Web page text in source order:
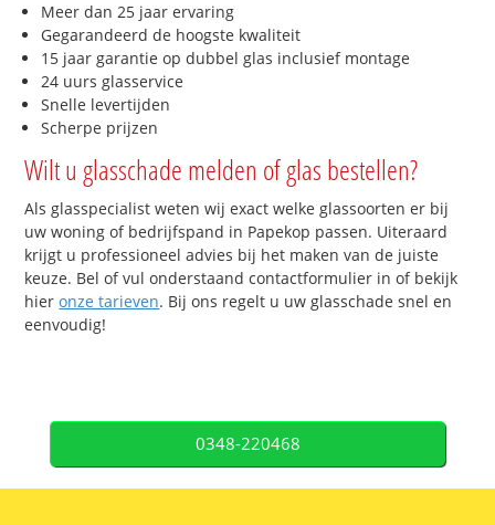
Meer dan 25 jaar ervaring
Gegarandeerd de hoogste kwaliteit
15 jaar garantie op dubbel glas inclusief montage
24 uurs glasservice
Snelle levertijden
Scherpe prijzen
Wilt u glasschade melden of glas bestellen?
Als glasspecialist weten wij exact welke glassoorten er bij
uw woning of bedrijfspand in Papekop passen. Uiteraard
krijgt u professioneel advies bij het maken van de juiste
keuze. Bel of vul onderstaand contactformulier in of bekijk
hieronze tarieven. Bij ons regelt u uw glasschade snel en
eenvoudig!
0348-220468